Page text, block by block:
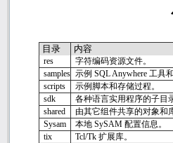
目录 内容
res
字符编码资源文件。
samples 示例 SQL Anywhere 工具
scripts
示例脚本和存储过程。
sdk
各种语言实用程序的子目
shared
由其它组件共享的对象和
Sysam
本地 SySAM 配置信息。
tix
Tcl/Tk 扩展库。